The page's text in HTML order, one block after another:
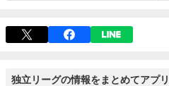
独立リーグの情報をまとめてアプ